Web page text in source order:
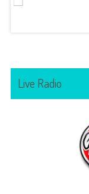
Live Radio